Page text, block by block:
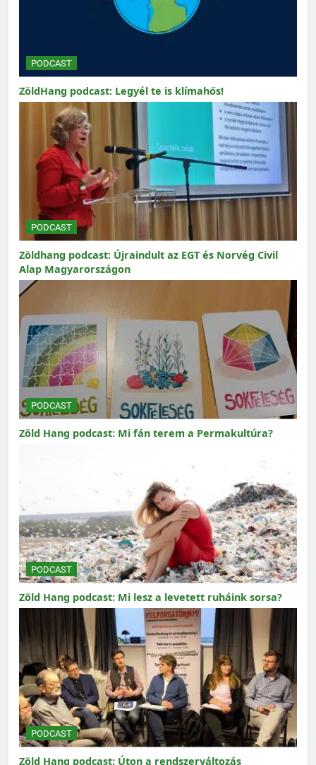
PODCAST
ZöldHang podcast: Legyél te is klímahős!
PODCAST
Zöldhang podcast: Újraindult az EGT és Norvég Civil
Alap Magyarországon
PODCAST
Zöld Hang podcast: Mi fán terem a Permakultúra?
PODCAST
Zöld Hang podcast: Mi lesz a levetett ruháink sorsa?
PODCAST
Zöld Hang podcast: Úton a rendszerváltozás